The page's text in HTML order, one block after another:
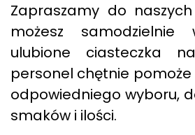
Zapraszamy do
możesz samodzielnie
ulubione ciasteczka
personel chętnie
odpowiedniego wyboru,
smaków i ilości.